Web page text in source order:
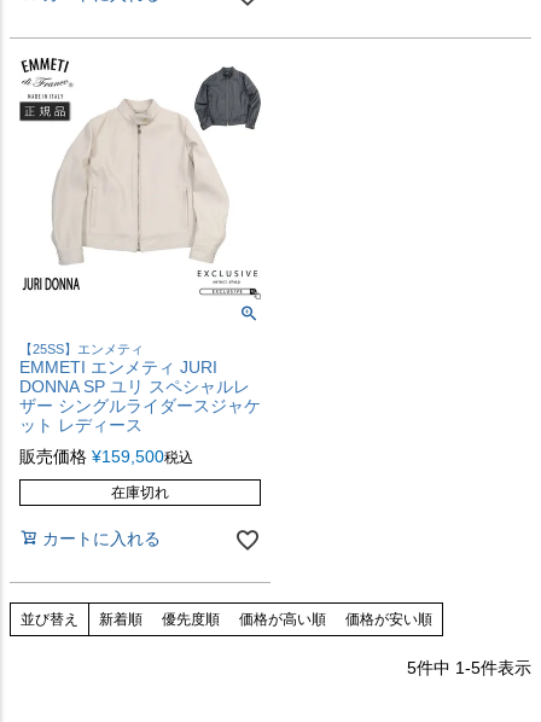
【25SS】エンメティ
EMMETI エンメティ JURI
DONNA SP ユリ スペシャルレ
ザー シングルライダースジャケ
ット レディース
販売価格 ¥159,500税込
在庫切れ
カートに入れる
並び替え 新着順 優先度順 価格が高い順 価格が安い順
5件中 1-5件表示